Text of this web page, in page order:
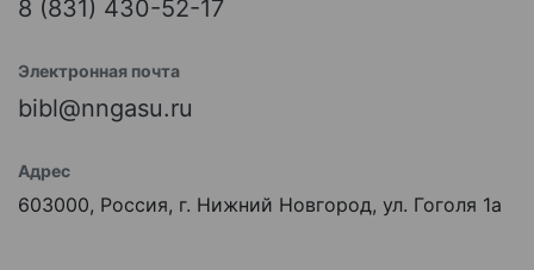
8 (831) 430-52-17
Электронная почта
bibl@nngasu.ru
Адрес
603000, Россия, г. Нижний Новгород, ул. Гоголя 1а